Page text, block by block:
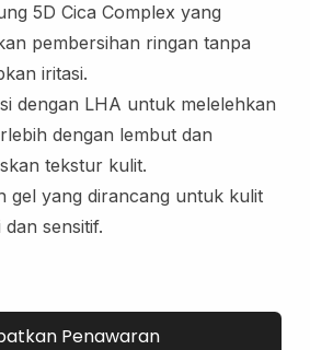
Body Care
Body Lotion
Body Wash
Body Butter
Body Scrub
Body Oil
Hair Care
Conditioner
Hair Oil
5D Cica Complex yang
pembersihan ringan tanpa
iritasi.
dengan LHA untuk melelehkan
dengan lembut dan
tekstur kulit.
gel yang dirancang untuk kulit
sensitif.
Penawaran